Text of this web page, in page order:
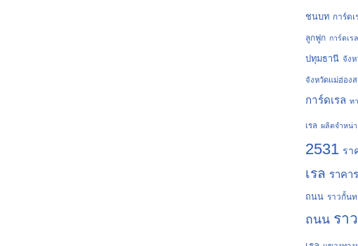
ชนบท การ์ด
ลูกฟูก การ์ดเร
ปทุมธานี จังห
จังหวัดแม่ฮ่อง
การ์ดเรล ท
เรล ผลิตจำหน่า
2531 รา
เรล ราคา
ถนน ราวกั้นท
ถนน รา